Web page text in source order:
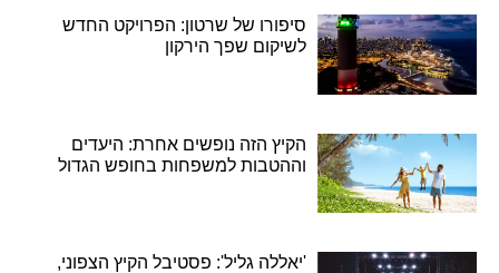
סיפורו של שרטון: הפרויקט החדש
לשיקום שפך הירקון
הקיץ הזה נופשים אחרת: היעדים
וההטבות למשפחות בחופש הגדול
'יאללה גליל': פסטיבל הקיץ הצפוני,